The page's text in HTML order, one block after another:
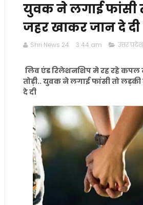
युवक ने लगाई फांसी
जहर खाकर जान दे दी
Shri News 24 3:44 am उत्तर प्रदेश
लिव एंड रिलेशनशिप मे रह रहे कपल
तोड़ी.. युवक ने लगाई फांसी तो
दे दी